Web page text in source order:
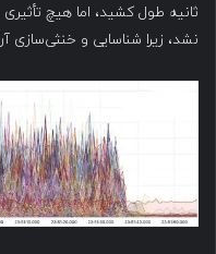
ثانیه طول کشید، اما هیچ
نشد، زیرا شناسایی و خنثی‌سازی